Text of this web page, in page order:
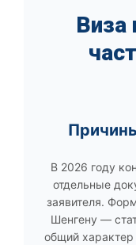
Виза
В 2026 году
отдельные
заявителя.
Шенгену —
общий характер